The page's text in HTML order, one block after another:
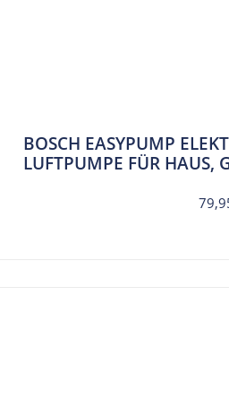
BOSCH EASYPUMP
LUFTPUMPE FÜR HAUS,